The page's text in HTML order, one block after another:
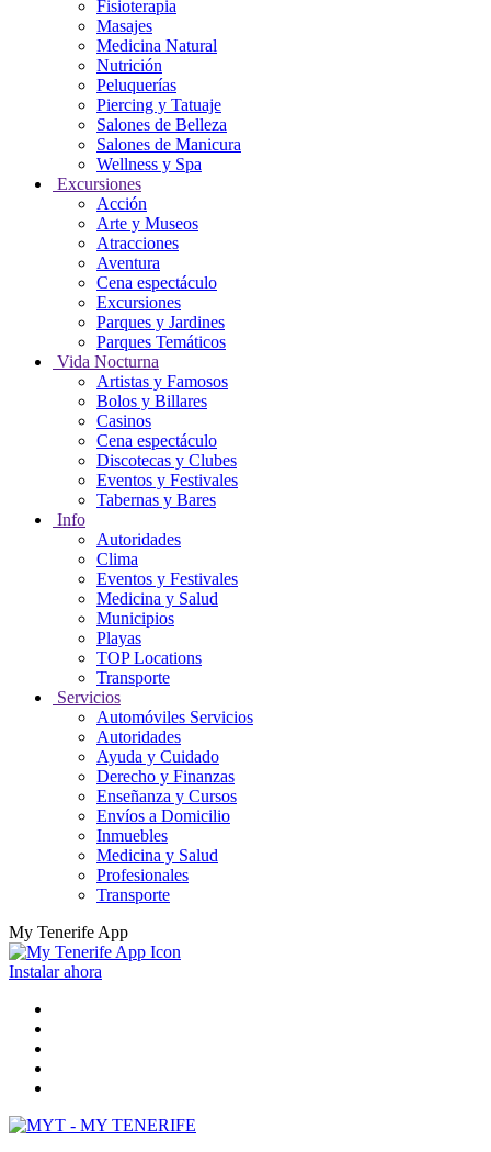
Fisioterapia
Masajes
Medicina Natural
Nutrición
Peluquerías
Piercing y Tatuaje
Salones de Belleza
Salones de Manicura
Wellness y Spa
Excursiones
Acción
Arte y Museos
Atracciones
Aventura
Cena espectáculo
Excursiones
Parques y Jardines
Parques Temáticos
Vida Nocturna
Artistas y Famosos
Bolos y Billares
Casinos
Cena espectáculo
Discotecas y Clubes
Eventos y Festivales
Tabernas y Bares
Info
Autoridades
Clima
Eventos y Festivales
Medicina y Salud
Municipios
Playas
TOP Locations
Transporte
Servicios
Automóviles Servicios
Autoridades
Ayuda y Cuidado
Derecho y Finanzas
Enseñanza y Cursos
Envíos a Domicilio
Inmuebles
Medicina y Salud
Profesionales
Transporte
My Tenerife App
Instalar ahora